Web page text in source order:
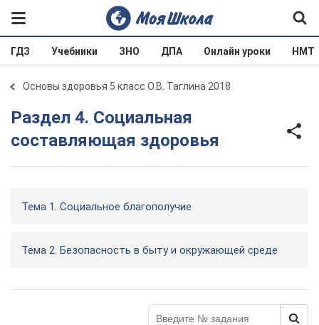
ГДЗ Учебники ЗНО ДПА Онлайн уроки НМТ
Основы здоровья 5 класс О.В. Таглина 2018
Раздел 4. Социальная
составляющая здоровья
Тема 1. Социальное благополучие
Тема 2. Безопасность в быту и окружающей среде